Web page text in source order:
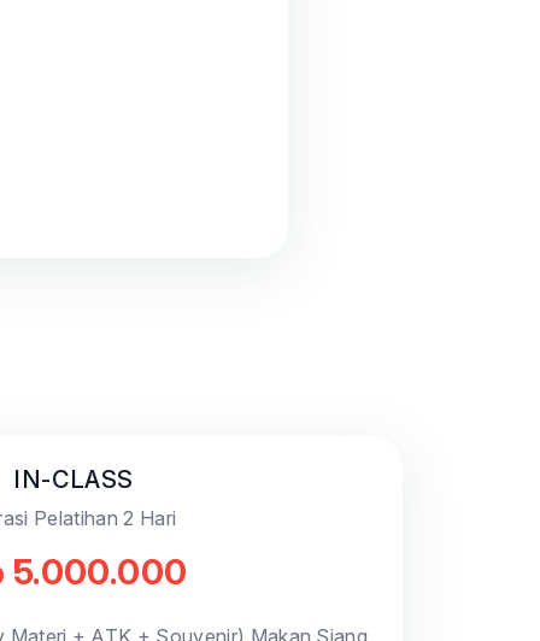
IN-CLASS
Pelatihan 2 Hari
5.000.000
Materi + ATK + Souvenir) Makan Siang